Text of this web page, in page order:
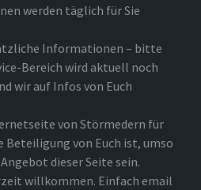
werden täglich für Sie
Informationen – bitte
Bereich wird aktuell noch
wir auf Infos von Euch
von Störmedern für
Beteiligung von Euch ist, umso
dieser Seite sein.
willkommen. Einfach email